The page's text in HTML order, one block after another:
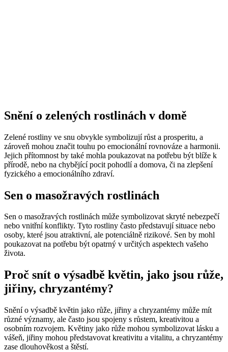
Snění o zelených rostlinách v domě
Zelené rostliny ve snu obvykle symbolizují růst a prosperitu, a
zároveň mohou značit touhu po emocionální rovnováze a harmonii.
Jejich přítomnost by také mohla poukazovat na potřebu být blíže k
přírodě, nebo na chybějící pocit pohodlí a domova, či na zlepšení
fyzického a emocionálního zdraví.
Sen o masožravých rostlinách
Sen o masožravých rostlinách může symbolizovat skryté nebezpečí
nebo vnitřní konflikty. Tyto rostliny často představují situace nebo
osoby, které jsou atraktivní, ale potenciálně rizikové. Sen by mohl
poukazovat na potřebu být opatrný v určitých aspektech vašeho
života.
Proč snít o výsadbě květin, jako jsou růže,
jiřiny, chryzantémy?
Snění o výsadbě květin jako růže, jiřiny a chryzantémy může mít
různé významy, ale často jsou spojeny s růstem, kreativitou a
osobním rozvojem. Květiny jako růže mohou symbolizovat lásku a
vášeň, jiřiny mohou představovat kreativitu a vitalitu, a chryzantémy
zase dlouhověkost a štěstí.